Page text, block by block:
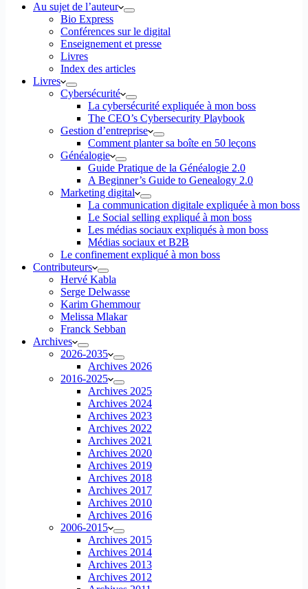
Au sujet de l’auteur
Bio Express
Conférences sur le digital
Enseignement et presse
Livres
Index des articles
Livres
Cybersécurité
La cybersécurité expliquée à mon boss
The CEO’s Cybersecurity Playbook
Gestion d’entreprise
Comment planter sa boîte en 50 leçons
Généalogie
Guide Pratique de la Généalogie 2.0
A Beginner’s Guide to Genealogy 2.0
Marketing digital
La communication digitale expliquée à mon boss
Le Social selling expliqué à mon boss
Les médias sociaux expliqués à mon boss
Médias sociaux et B2B
Le confinement expliqué à mon boss
Contributeurs
Hervé Kabla
Serge Delwasse
Karim Ghemmour
Melissa Mlakar
Franck Sebban
Archives
2026-2035
Archives 2026
2016-2025
Archives 2025
Archives 2024
Archives 2023
Archives 2022
Archives 2021
Archives 2020
Archives 2019
Archives 2018
Archives 2017
Archives 2010
Archives 2016
2006-2015
Archives 2015
Archives 2014
Archives 2013
Archives 2012